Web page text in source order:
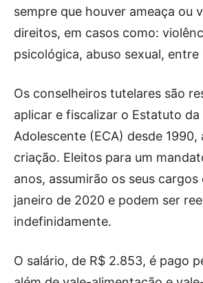
sempre que houver ameaça ou
direitos, em casos como:
psicológica, abuso sexual, entre
Os conselheiros tutelares são
aplicar e fiscalizar o Estatuto da
Adolescente (ECA) desde 1990,
criação. Eleitos para um
anos, assumirão os seus cargos
janeiro de 2020 e podem ser
indefinidamente.
O salário, de R$ 2.853, é pago